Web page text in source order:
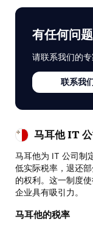
有任何问
请联系我们的专
联系我
马耳他 IT
马耳他为 IT 公司制
低实际税率，退还
的权利。这一制度
企业具有吸引力。
马耳他的税率